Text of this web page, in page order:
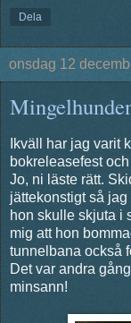
Dela
onsdag 12
Ikväll har jag varit
bokreleasefest
Jo, ni läste rätt.
jättekonstigt så
hon skulle skjuta i
mig att hon
tunnelbana också
Det var andra
minsann!